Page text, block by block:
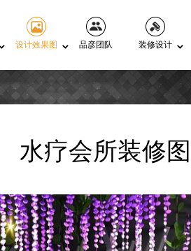
设计效果图 品彦团队 装修设计
水疗会所装修